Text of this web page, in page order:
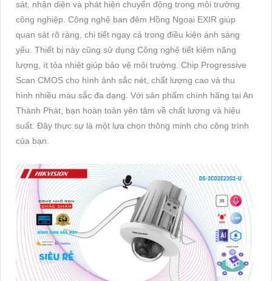
sát, nhận diện và phát hiện chuyển động trong môi trường
công nghiệp. Công nghệ ban đêm Hồng Ngoại EXIR giúp
quan sát rõ ràng, chi tiết ngay cả trong điều kiện ánh sáng
yếu. Thiết bị này cũng sử dụng Công nghệ tiết kiệm năng
lượng, ít tỏa nhiệt giúp bảo vệ môi trường. Chip Progressive
Scan CMOS cho hình ảnh sắc nét, chất lượng cao và thu
hình nhiều màu sắc đa dạng. Với sản phẩm chính hãng tại An
Thành Phát, bạn hoàn toàn yên tâm về chất lượng và hiệu
suất. Đây thực sự là một lựa chọn thông minh cho công trình
của bạn.